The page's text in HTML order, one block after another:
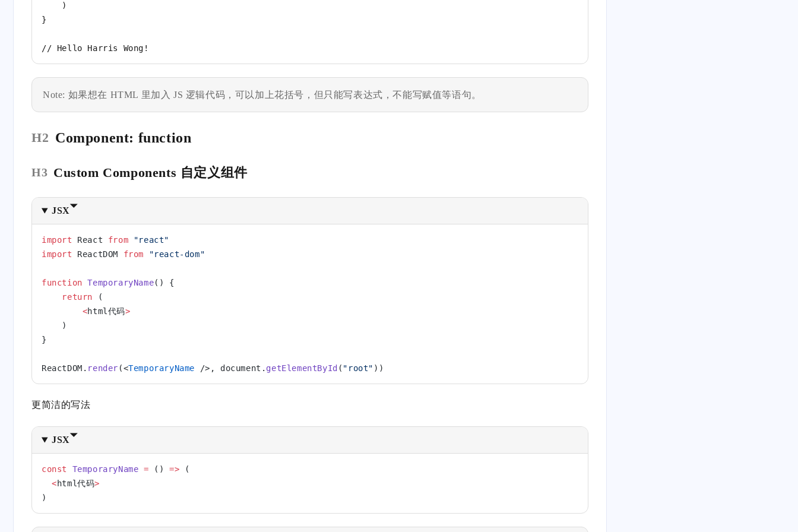
    )
}
// Hello Harris Wong!
Note: 如果想在 HTML 里加入 JS 逻辑代码，可以加上花括号 ，但只能写表达式，不能写赋值等语句。
H2 Component: function
H3 Custom Components 自定义组件
JSX
import React from "react"
import
ReactDOM from "react-dom"
function TemporaryName() {
    return
(
        <
html代码>
    )
}
ReactDOM. render (<TemporaryName />, document. getElementById ( "root" ))
更简洁的写法
JSX
const TemporaryName = () => (
  <
html代码>
)